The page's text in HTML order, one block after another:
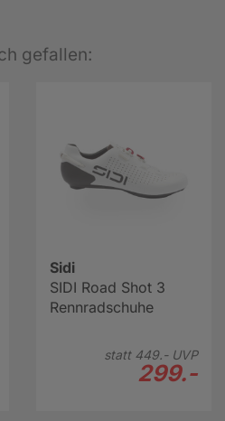
gefallen:
Sidi
SIDI Road Shot 3
Rennradschuhe
statt 449.-UVP
299.-